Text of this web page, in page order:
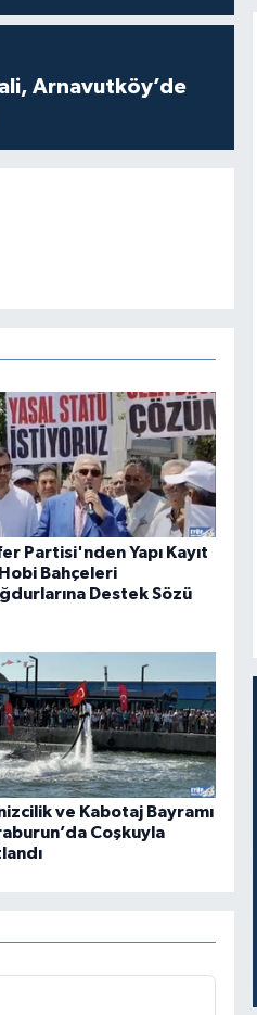
Arnavutköy’de
Partisi'nden Yapı Kayıt
Bahçeleri
Destek Sözü
ve Kabotaj Bayramı
Coşkuyla